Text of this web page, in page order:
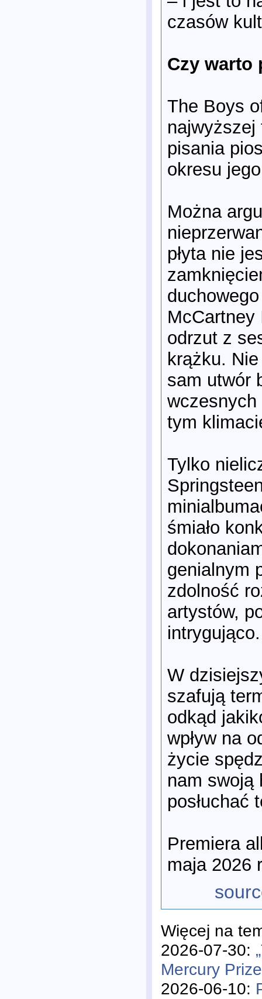
czasów
Czy warto
The Boys
najwyższej
pisania
okresu
Można
płyta nie
McCartney
odrzut z
krążku.
sam utwór
wczesnych
tym
Tylko
śmiało
genialnym
zdolność
artystów,
intrygująco.
W
szafują
odkąd
wpływ na
życie
nam swoją
posłuchać
Premiera
maja 2026
Więcej na
2026-07-30:
Mercury
2026-06-10: